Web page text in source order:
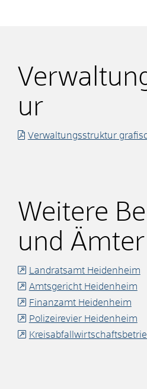
ur
Verwaltungsstruktur
Weitere
und Ämter
Landratsamt Heidenheim
Amtsgericht Heidenheim
Finanzamt Heidenheim
Polizeirevier Heidenheim